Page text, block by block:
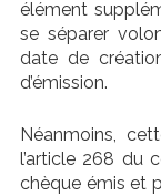
élément
se séparer
date de
d’émission.
Néanmoins,
l’article 268 du
chèque émis et